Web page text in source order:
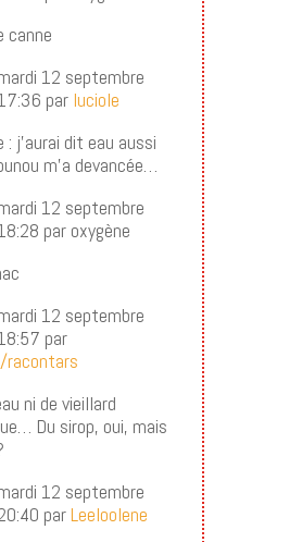
canne
12 septembre
par luciole
: j’aurai dit eau aussi
m’a devancée…
12 septembre
par oxygène
12 septembre
par
racontars
ni de vieillard
Du sirop, oui, mais
12 septembre
parLeeloolene